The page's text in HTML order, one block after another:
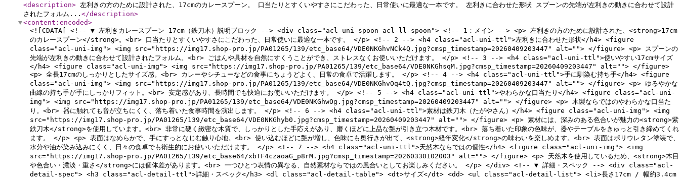
<description> 左利きの方のために設計された、17cmのカレースプーン。 口当たりとすくいやすさにこだわった、日常使いに最適な一本です。 左利きに合わせた形状 スプーンの先端が左利きの動きに合わせて設計
されたフォルム... </description>
<content:encoded>
<![CDATA[ <!-- ▼ 左利きカレースプーン 17cm（鉄刀木）説明ブロック --> <div class="acl-uni-spoon acl-ll-spoon"> <!-- 1：メイン --> <p> 左利きの方のために設計された、<strong>17cm
のカレースプーン</strong>。<br> 口当たりとすくいやすさにこだわった、日常使いに最適な一本です。 </p> <!-- 2 --> <h4 class="acl-uni-ttl">左利きに合わせた形状</h4> <figure
class="acl-uni-img"> <img src="https://img17.shop-pro.jp/PA01265/139/etc_base64/VDE0NKGhvNCk4Q.jpg?cmsp_timestamp=20260409203447" alt=""> </figure> <p> スプーンの
先端が左利きの動きに合わせて設計されたフォルム。<br> ごはんや具材を自然にすくうことができ、ストレスなくお使いいただけます。 </p> <!-- 3 --> <h4 class="acl-uni-ttl">使いやすい17cmサイズ
</h4> <figure class="acl-uni-img"> <img src="https://img17.shop-pro.jp/PA01265/139/etc_base64/VDE0NKGhsqM.jpg?cmsp_timestamp=20260409203447" alt=""> </figure>
<p> 全長17cmのしっかりとしたサイズ感。<br> カレーやシチューなどの食事にちょうどよく、日常の食卓で活躍します。 </p> <!-- 4 --> <h4 class="acl-uni-ttl">手に馴染む持ち手</h4> <figure
class="acl-uni-img"> <img src="https://img17.shop-pro.jp/PA01265/139/etc_base64/VDE0NKGhvOq4tQ.jpg?cmsp_timestamp=20260409203447" alt=""> </figure> <p> ゆるやかな
曲線の持ち手が手にしっかりフィット。<br> 安定感があり、長時間でも快適にお使いいただけます。 </p> <!-- 5 --> <h4 class="acl-uni-ttl">やわらかな口当たり</h4> <figure class="acl-uni-
img"> <img src="https://img17.shop-pro.jp/PA01265/139/etc_base64/VDE0NKGhwOg.jpg?cmsp_timestamp=20260409203447" alt=""> </figure> <p> 木製ならではのやわらかな口当た
り。<br> 器に触れても音が立ちにくく、落ち着いた食事時間を演出します。 </p> <!-- 6 --> <h4 class="acl-uni-ttl">素材は鉄刀木（たがやさん）</h4> <figure class="acl-uni-img"> <img
src="https://img17.shop-pro.jp/PA01265/139/etc_base64/VDE0NKGhyb0.jpg?cmsp_timestamp=20260409203447" alt=""> </figure> <p> 素材には、深みのある色合いが魅力の<strong>紫
鉄刀木</strong>を使用しています。<br> 非常に硬く緻密な木質で、しっかりとした手応えがあり、磨くほどに上品な艶が引き立つ木材です。<br> 落ち着いた印象の色味が、器やテーブルをきゅっと引き締めてくれ
ます。 </p> <p> 表面はなめらかで、手にすっとなじむ触り心地。<br> 使い込むほどに艶が増し、色味にも奥行きが出て、<strong>経年変化</strong>の味わいを楽しめます。<br> 表面はポリウレタン塗装で、
水分や油が染み込みにくく、日々の食卓でも衛生的にお使いいただけます。 </p> <!-- 7 --> <h4 class="acl-uni-ttl">天然木ならではの個性</h4> <figure class="acl-uni-img"> <img
src="https://img17.shop-pro.jp/PA01265/139/etc_base64/xbTF4czaoaG_p8rM.jpg?cmsp_timestamp=20260330102003" alt=""> </figure> <p> 天然木を使用しているため、<strong>木目
や色合い・濃淡・重さ</strong>には個体差があります。<br> 一つひとつ表情の異なる、自然素材ならではの風合いとしてお楽しみください。 </p> </div> <!-- ▼ 詳細・スペック --> <div class="acl-
detail-spec"> <h3 class="acl-detail-ttl">詳細・スペック</h3> <dl class="acl-detail-table"> <dt>サイズ</dt> <dd> <ul class="acl-detail-list"> <li>長さ17cm / 幅約3.4cm